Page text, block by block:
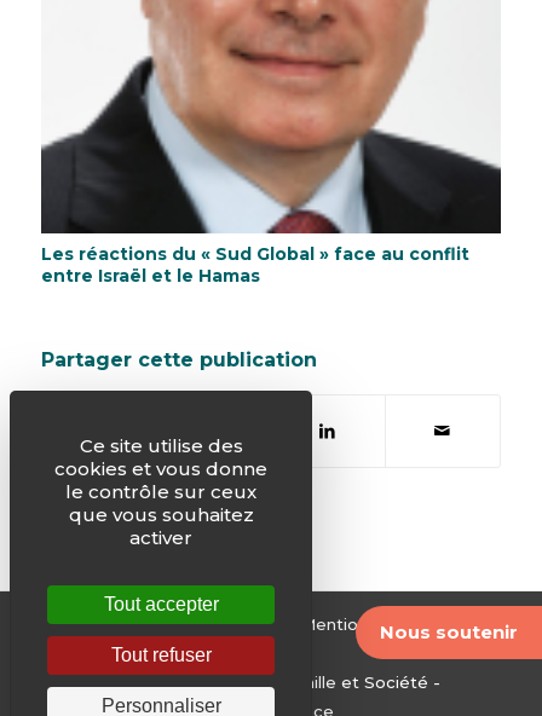
Nous soutenir
Les réactions du « Sud Global » face au conflit
entre Israël et le Hamas
Partager cette publication
© Justice & Paix -Plan du site Mentions légales-
Edité par le Service National Famille et Société -
Conférence des évêques de France
Ce site utilise des
cookies et vous donne
le contrôle sur ceux
que vous souhaitez
activer
Tout accepter
Tout refuser
Personnaliser